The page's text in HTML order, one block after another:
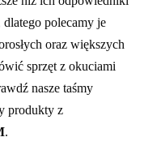
polecamy je
oraz większych
sprzęt z okuciami
nasze taśmy
produkty z
.